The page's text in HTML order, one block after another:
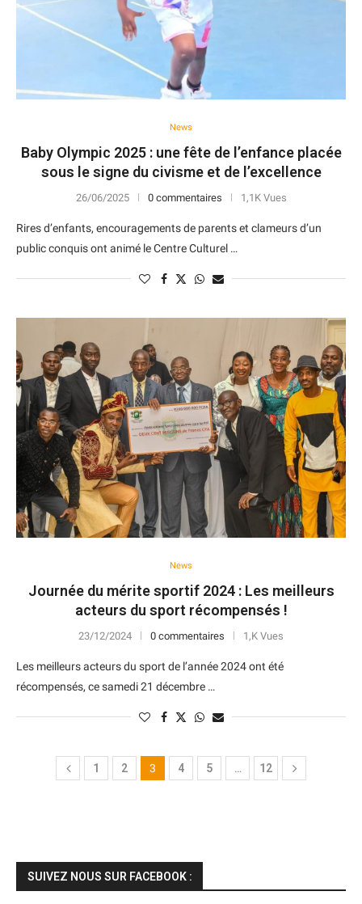
News
Baby Olympic 2025 : une fête de l’enfance placée
sous le signe du civisme et de l’excellence
26/06/2025 0 commentaires 1,1K Vues
Rires d’enfants, encouragements de parents et clameurs d’un
public conquis ont animé le Centre Culturel …
News
Journée du mérite sportif 2024 : Les meilleurs
acteurs du sport récompensés !
23/12/2024 0 commentaires 1,K Vues
Les meilleurs acteurs du sport de l’année 2024 ont été
récompensés, ce samedi 21 décembre …
1 2 3 4 5 … 12
SUIVEZ NOUS SUR FACEBOOK :